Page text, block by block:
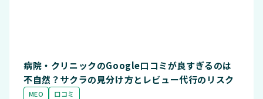
病院・クリニックのGoogle口コミが良すぎるのは
不自然？サクラの見分け方とレビュー代行のリスク
MEO
口コミ